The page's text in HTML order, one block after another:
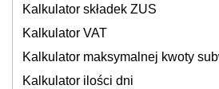
Kalkulator składek ZUS
Kalkulator VAT
Kalkulator maksymalnej kwoty
Kalkulator ilości dni